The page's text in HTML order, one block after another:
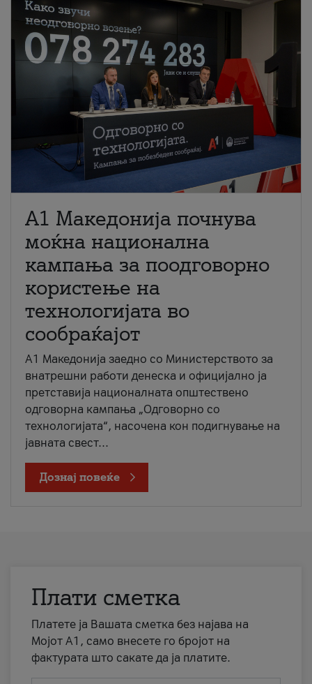
A1 Македонија почнува
моќна национална
кампања за поодговорно
користење на
технологијата во
сообраќајот
A1 Македонија заедно со Министерството за
внатрешни работи денеска и официјално ја
претставија националната општествено
одговорна кампања „Одговорно со
технологијата“, насочена кон подигнување на
јавната свест...
Дознај повеќе
Плати сметка
Платете ја Вашата сметка без најава на
Мојот А1, само внесете го бројот на
фактурата што сакате да ја платите.